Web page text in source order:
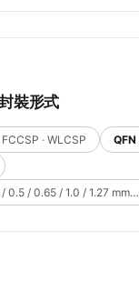
裝形式
FCCSP · WLCSP QFN
0.5 / 0.65 / 1.0 / 1.27 mm…